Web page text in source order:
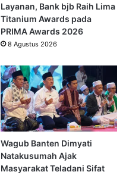
Layanan, Bank bjb Raih Lima
Titanium Awards pada
PRIMA Awards 2026
8 Agustus 2026
Wagub Banten Dimyati
Natakusumah Ajak
Masyarakat Teladani Sifat